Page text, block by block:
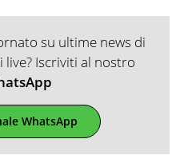
su ultime news di
Iscriviti al nostro
WhatsApp